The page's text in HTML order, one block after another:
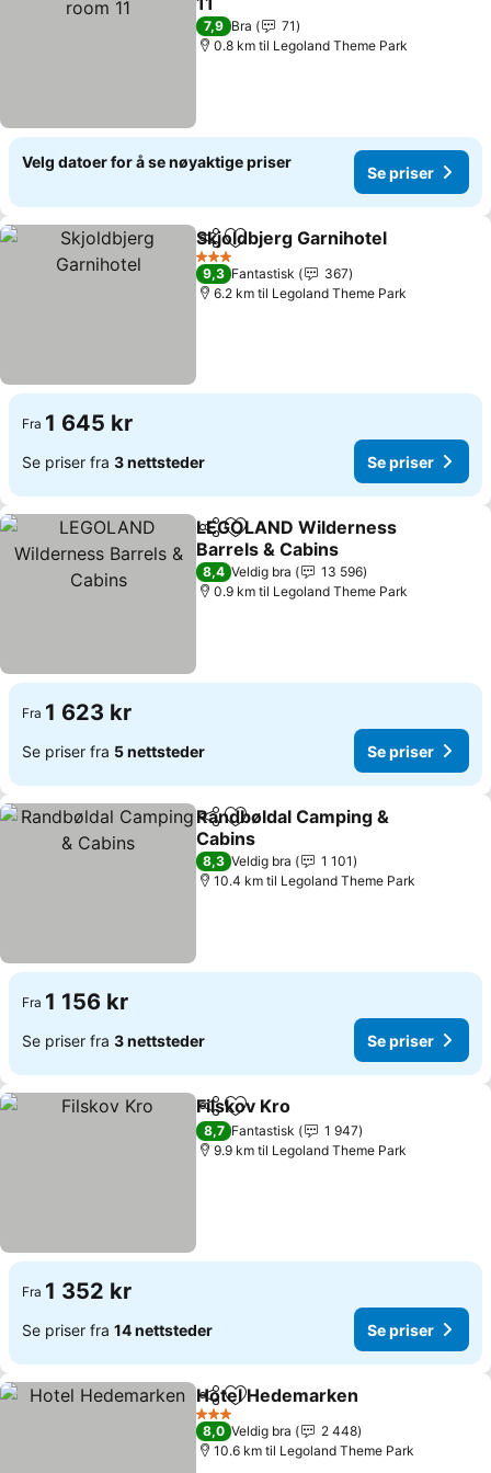
Se priser
7,9 Bra
71
0.8 km til Legoland Theme Park
Velg datoer for å se nøyaktige priser
Se priser
Del Legg til i favoritter
Skjoldbjerg Garnihotel
3 Stjerner
9,3 Fantastisk
367
6.2 km til Legoland Theme Park
Fra 1 645 kr
Se priser fra 3 nettsteder Se priser
Del Legg til i favoritter
LEGOLAND Wilderness
Barrels & Cabins
Se priser
8,4 Veldig bra
13 596
0.9 km til Legoland Theme Park
Fra 1 623 kr
Se priser fra 5 nettsteder Se priser
Del Legg til i favoritter
Randbøldal Camping &
Cabins
Se priser
8,3 Veldig bra
1 101
10.4 km til Legoland Theme Park
Fra 1 156 kr
Se priser fra 3 nettsteder Se priser
Del Legg til i favoritter
Filskov Kro
8,7 Fantastisk
1 947
9.9 km til Legoland Theme Park
Fra 1 352 kr
Se priser fra 14 nettsteder Se priser
Del Legg til i favoritter
Hotel Hedemarken
3 Stjerner
8,0 Veldig bra
2 448
10.6 km til Legoland Theme Park